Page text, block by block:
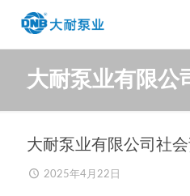
大耐泵业有限公
大耐泵业有限公司社
2025年4月22日